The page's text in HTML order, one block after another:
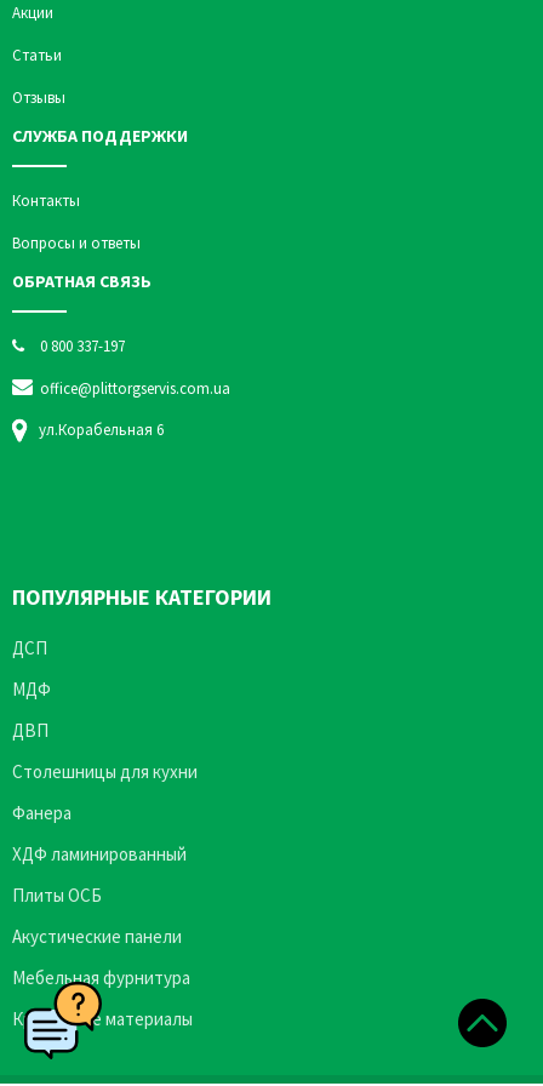
Акции
Статьи
Отзывы
СЛУЖБА ПОДДЕРЖКИ
Контакты
Вопросы и ответы
ОБРАТНАЯ СВЯЗЬ
0 800 337-197
office@plittorgservis.com.ua
ул.Корабельная 6
ПОПУЛЯРНЫЕ КАТЕГОРИИ
ДСП
МДФ
ДВП
Столешницы для кухни
Фанера
ХДФ ламинированный
Плиты ОСБ
Акустические панели
Мебельная фурнитура
Кромочные материалы